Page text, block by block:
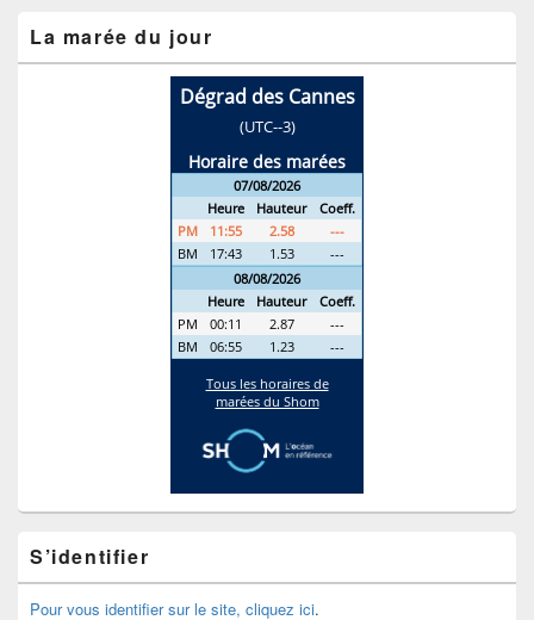
La marée du jour
S’identifier
Pour vous identifier sur le site, cliquez ici.